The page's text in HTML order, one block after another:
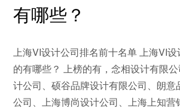
有哪些？
上海VI设计公司排名前十名单 上海VI
的有哪些？ 上榜的有，念相设计有限
计公司、硕谷品牌设计有限公司、朗意
公司、上海博尚设计公司、上海上知营